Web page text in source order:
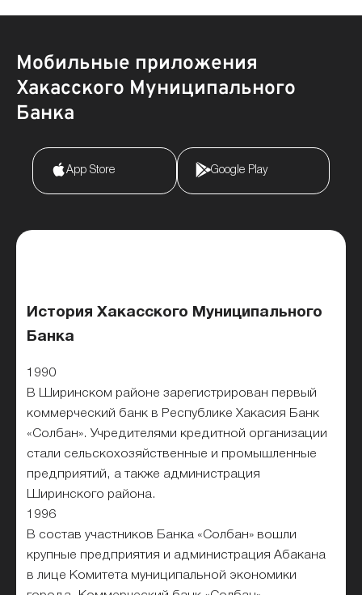
Мобильные приложения
Хакасского Муниципального
Банка
App Store Google Play
История Хакасского Муниципального
Банка
1990
В Ширинском районе зарегистрирован первый
коммерческий банк в Республике Хакасия Банк
«Солбан». Учредителями кредитной организации
стали сельскохозяйственные и промышленные
предприятий, а также администрация
Ширинского района.
1996
В состав участников Банка «Солбан» вошли
крупные предприятия и администрация Абакана
в лице Комитета муниципальной экономики